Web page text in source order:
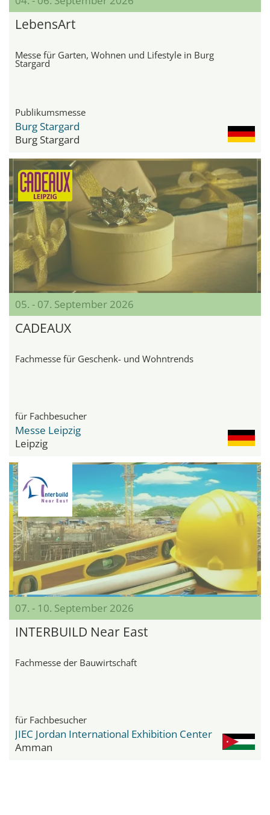
LebensArt
Messe für Garten, Wohnen und Lifestyle in Burg
Stargard
Publikumsmesse
Burg Stargard
Burg Stargard
05. - 07. September 2026
CADEAUX
Fachmesse für Geschenk- und Wohntrends
für Fachbesucher
Messe Leipzig
Leipzig
07. - 10. September 2026
INTERBUILD Near East
Fachmesse der Bauwirtschaft
für Fachbesucher
JIEC Jordan International Exhibition Center
Amman